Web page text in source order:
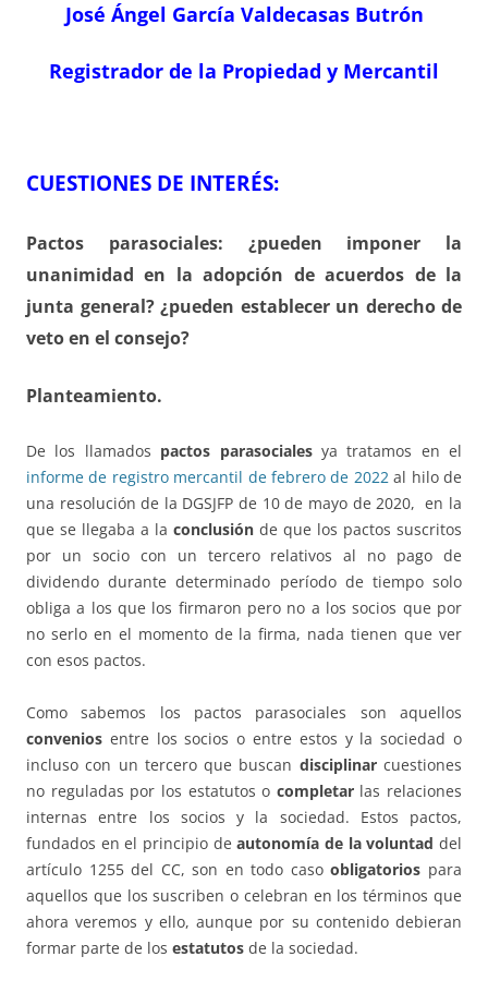
José Ángel García Valdecasas Butrón
Registrador de la Propiedad y Mercantil
CUESTIONES DE INTERÉS:
Pactos parasociales: ¿pueden imponer la
unanimidad en la adopción de acuerdos de la
junta general? ¿pueden establecer un derecho de
veto en el consejo?
Planteamiento.
De los llamados pactos parasocialesya tratamos en el
informe de registro mercantil de febrero de 2022al hilo de
una resolución de la DGSJFP de 10 de mayo de 2020, en la
que se llegaba a la conclusión de que los pactos suscritos
por un socio con un tercero relativos al no pago de
dividendo durante determinado período de tiempo solo
obliga a los que los firmaron pero no a los socios que por
no serlo en el momento de la firma, nada tienen que ver
con esos pactos.
Como sabemos los pactos parasociales son aquellos
convenios entre los socios o entre estos y la sociedad o
incluso con un tercero que buscan disciplinarcuestiones
no reguladas por los estatutos o completarlas relaciones
internas entre los socios y la sociedad. Estos pactos,
fundados en el principio deautonomía de la voluntad del
artículo 1255 del CC, son en todo casoobligatorios para
aquellos que los suscriben o celebran en los términos que
ahora veremos y ello, aunque por su contenido debieran
formar parte de los estatutos de la sociedad.